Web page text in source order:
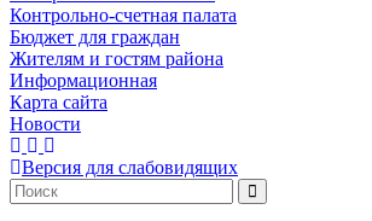
Контрольно-счетная палата
Бюджет для граждан
Жителям и гостям района
Информационная
Карта сайта
Новости
Версия для слабовидящих